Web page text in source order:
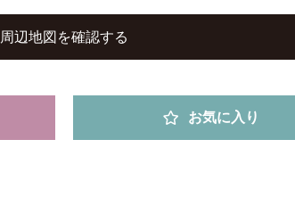
周辺地図を確認する
お気に入り